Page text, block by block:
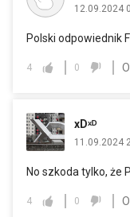
12.09.2024
Polski odpowiednik
4 0
xDˣᴰ
11.09.2024
No szkoda tylko, że
4 0